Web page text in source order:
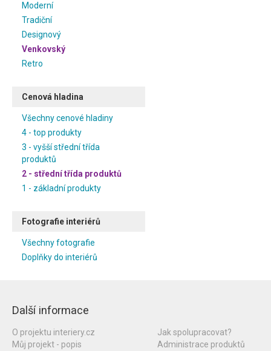
Moderní
Tradiční
Designový
Venkovský
Retro
Cenová hladina
Všechny cenové hladiny
4 - top produkty
3 - vyšší střední třída
produktů
2 - střední třída produktů
1 - základní produkty
Fotografie interiérů
Všechny fotografie
Doplňky do interiérů
Další informace
O projektu interiery.cz
Můj projekt - popis
Jak spolupracovat?
Administrace produktů